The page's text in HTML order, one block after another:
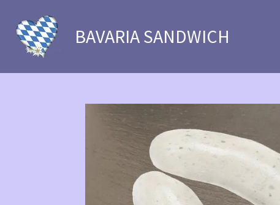
Hauptinhalt
springen
BAVARIA SANDWICH